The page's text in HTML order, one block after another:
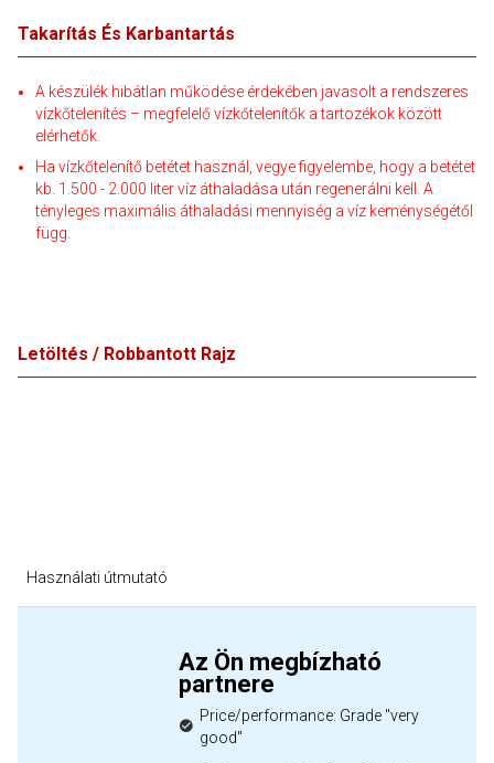
Takarítás És Karbantartás
A készülék hibátlan működése érdekében javasolt a rendszeres
vízkőtelenítés – megfelelő vízkőtelenítők a tartozékok között
elérhetők.
Ha vízkőtelenítő betétet használ, vegye figyelembe, hogy a betétet
kb. 1.500 - 2.000 liter víz áthaladása után regenerálni kell. A
tényleges maximális áthaladási mennyiség a víz keménységétől
függ.
Letöltés / Robbantott Rajz
Használati útmutató
Az Ön megbízható
partnere
Price/performance: Grade "very
good"